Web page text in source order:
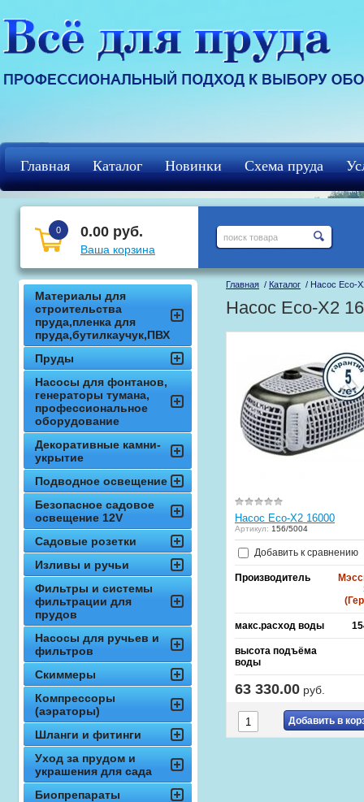
Главная Каталог Новинки Схема пруда
Регистрация кцф
0 0.00 руб.
Ваша корзина
Главная / Каталог / Насос Eco-
Насос Eco-X2
Насос Eco-X2 16000
Артикул: 156/5004
Добавить к сравнению
Производитель
макс.расход воды
высота подъёма
воды
63 330.00 руб.
Добавить в
Материалы для
строительства
пруда,пленка для
пруда,бутилкаучук,ПВХ
Пруды
Насосы для фонтанов,
генераторы тумана,
профессиональное
оборудование
Декоративные камни-
укрытие
Подводное освещение
Безопасное садовое
освещение 12V
Садовые розетки
Изливы и ручьи
Фильтры и системы
фильтрации для
прудов
Насосы для ручьев и
фильтров
Скиммеры
Компрессоры
(аэраторы)
Шланги и фитинги
Уход за прудом и
украшения для сада
Биопрепараты